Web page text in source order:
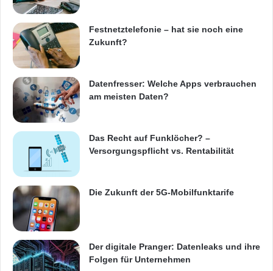
Festnetztelefonie – hat sie noch eine
Zukunft?
Datenfresser: Welche Apps verbrauchen
am meisten Daten?
Das Recht auf Funklöcher? –
Versorgungspflicht vs. Rentabilität
Die Zukunft der 5G-Mobilfunktarife
Der digitale Pranger: Datenleaks und ihre
Folgen für Unternehmen